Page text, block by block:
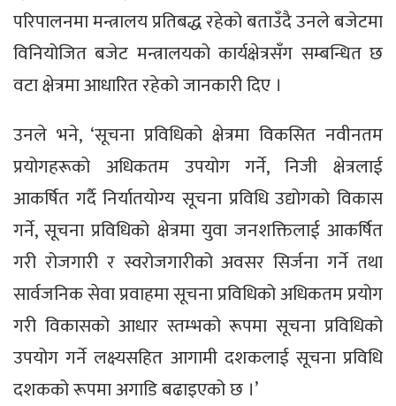
परिपालनमा मन्त्रालय प्रतिबद्ध रहेको बताउँदै उनले बजेटमा
विनियोजित बजेट मन्त्रालयको कार्यक्षेत्रसँग सम्बन्धित छ
वटा क्षेत्रमा आधारित रहेको जानकारी दिए ।
उनले भने, ‘सूचना प्रविधिको क्षेत्रमा विकसित नवीनतम
प्रयोगहरूको अधिकतम उपयोग गर्ने, निजी क्षेत्रलाई
आकर्षित गर्दै निर्यातयोग्य सूचना प्रविधि उद्योगको विकास
गर्ने, सूचना प्रविधिको क्षेत्रमा युवा जनशक्तिलाई आकर्षित
गरी रोजगारी र स्वरोजगारीको अवसर सिर्जना गर्ने तथा
सार्वजनिक सेवा प्रवाहमा सूचना प्रविधिको अधिकतम प्रयोग
गरी विकासको आधार स्तम्भको रूपमा सूचना प्रविधिको
उपयोग गर्ने लक्ष्यसहित आगामी दशकलाई सूचना प्रविधि
दशकको रूपमा अगाडि बढाइएको छ ।’